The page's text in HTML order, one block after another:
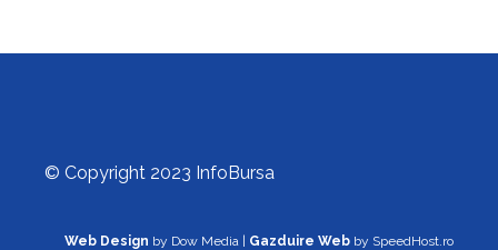
© Copyright 2023 InfoBursa
Web Design by Dow Media | Gazduire Web by SpeedHost.ro